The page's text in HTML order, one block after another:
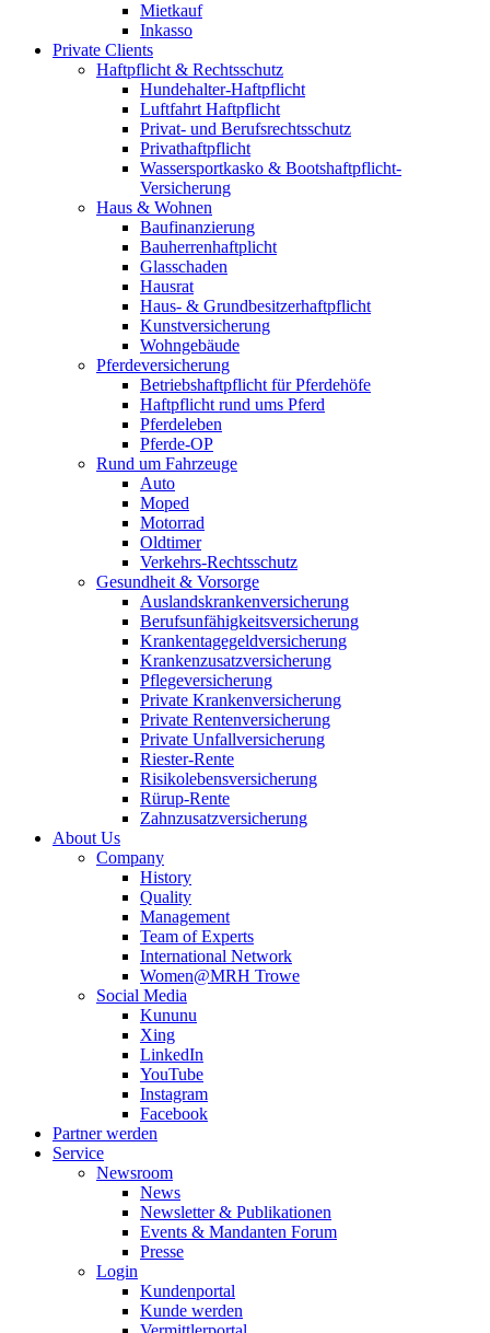
Mietkauf
Inkasso
Private Clients
Haftpflicht & Rechtsschutz
Hundehalter-Haftpflicht
Luftfahrt Haftpflicht
Privat- und Berufsrechtsschutz
Privathaftpflicht
Wassersportkasko & Bootshaftpflicht-
Versicherung
Haus & Wohnen
Baufinanzierung
Bauherrenhaftplicht
Glasschaden
Hausrat
Haus- & Grundbesitzerhaftpflicht
Kunstversicherung
Wohngebäude
Pferdeversicherung
Betriebshaftpflicht für Pferdehöfe
Haftpflicht rund ums Pferd
Pferdeleben
Pferde-OP
Rund um Fahrzeuge
Auto
Moped
Motorrad
Oldtimer
Verkehrs-Rechtsschutz
Gesundheit & Vorsorge
Auslandskrankenversicherung
Berufsunfähigkeitsversicherung
Krankentagegeldversicherung
Krankenzusatzversicherung
Pflegeversicherung
Private Krankenversicherung
Private Rentenversicherung
Private Unfallversicherung
Riester-Rente
Risikolebensversicherung
Rürup-Rente
Zahnzusatzversicherung
About Us
Company
History
Quality
Management
Team of Experts
International Network
Women@MRH Trowe
Social Media
Kununu
Xing
LinkedIn
YouTube
Instagram
Facebook
Partner werden
Service
Newsroom
News
Newsletter & Publikationen
Events & Mandanten Forum
Presse
Login
Kundenportal
Kunde werden